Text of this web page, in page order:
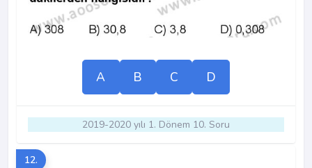
A B C D
2019-2020 yılı 1. Dönem 10. Soru
12.